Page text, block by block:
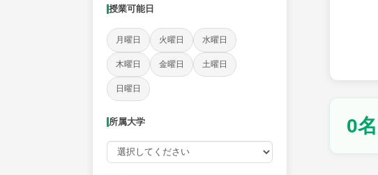
授業可能日
月曜日 火曜日 水曜日
木曜日 金曜日 土曜日
日曜日
所属大学 0名
数学 現代文 古典
時給：¥1,000 ～ ¥10,000
授業可能日